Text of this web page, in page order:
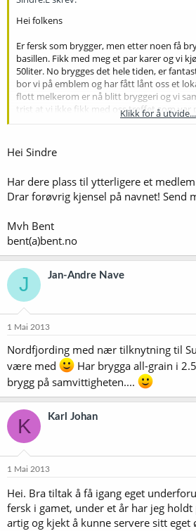
Hei folkens
Er fersk som brygger, men etter noen få
basillen. Fikk med meg et par karer og vi
50liter. No brygges det hele tiden, er
bor vi på emblem og har fått lånt oss et
flott melkerom er nå blitt bryggeri og vi
trist at vi ikke fikk med oss treffet som var
en fin anledning til å treffe dere andre.
Hilsen
Klikk for å utvide...
Hei Sindre
Har dere plass til ytterligere et
Drar forøvrig kjensel på navnet! Send
Mvh Bent
bent(a)bent.no
J Jan-Andre Nave
1 Mai 2013
Nordfjording med nær tilknytning til
være med
Har brygga all-grain i
brygg på samvittigheten....
K Karl Johan
1 Mai 2013
Hei. Bra tiltak å få igang eget
fersk i gamet, under et år har jeg
artig og kjekt å kunne servere sitt eget